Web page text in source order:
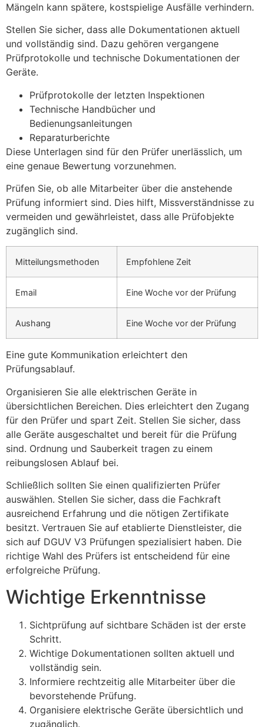
Mängeln kann spätere, kostspielige Ausfälle verhindern.
Stellen Sie sicher, dass alle Dokumentationen aktuell
und vollständig sind. Dazu gehören vergangene
Prüfprotokolle und technische Dokumentationen der
Geräte.
Prüfprotokolle der letzten Inspektionen
Technische Handbücher und
Bedienungsanleitungen
Reparaturberichte
Diese Unterlagen sind für den Prüfer unerlässlich, um
eine genaue Bewertung vorzunehmen.
Prüfen Sie, ob alle Mitarbeiter über die anstehende
Prüfung informiert sind. Dies hilft, Missverständnisse zu
vermeiden und gewährleistet, dass alle Prüfobjekte
zugänglich sind.
Mitteilungsmethoden Empfohlene Zeit
Email Eine Woche vor der Prüfung
Aushang Eine Woche vor der Prüfung
Eine gute Kommunikation erleichtert den
Prüfungsablauf.
Organisieren Sie alle elektrischen Geräte in
übersichtlichen Bereichen. Dies erleichtert den Zugang
für den Prüfer und spart Zeit. Stellen Sie sicher, dass
alle Geräte ausgeschaltet und bereit für die Prüfung
sind. Ordnung und Sauberkeit tragen zu einem
reibungslosen Ablauf bei.
Schließlich sollten Sie einen qualifizierten Prüfer
auswählen. Stellen Sie sicher, dass die Fachkraft
ausreichend Erfahrung und die nötigen Zertifikate
besitzt. Vertrauen Sie auf etablierte Dienstleister, die
sich auf DGUV V3 Prüfungen spezialisiert haben. Die
richtige Wahl des Prüfers ist entscheidend für eine
erfolgreiche Prüfung.
Wichtige Erkenntnisse
Sichtprüfung auf sichtbare Schäden ist der erste
Schritt.
Wichtige Dokumentationen sollten aktuell und
vollständig sein.
Informiere rechtzeitig alle Mitarbeiter über die
bevorstehende Prüfung.
Organisiere elektrische Geräte übersichtlich und
zugänglich.